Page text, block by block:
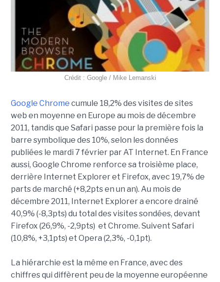
Crédit : Google / Mike Lemanski
Google Chrome cumule 18,2% des visites de sites
web en moyenne en Europe au mois de décembre
2011, tandis que Safari passe pour la première fois la
barre symbolique des 10%, selon les données
publiées le mardi 7 février par AT Internet. En France
aussi, Google Chrome renforce sa troisième place,
derrière Internet Explorer et Firefox, avec 19,7% de
parts de marché (+8,2pts en un an). Au mois de
décembre 2011, Internet Explorer a encore drainé
40,9% (-8,3pts) du total des visites sondées, devant
Firefox (26,9%, -2,9pts) et Chrome. Suivent Safari
(10,8%, +3,1pts) et Opera (2,3%, -0,1pt).
La hiérarchie est la même en France, avec des
chiffres qui diffèrent peu de la moyenne européenne